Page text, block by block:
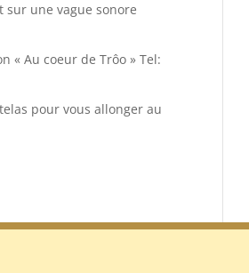
sur une vague sonore
« Au coeur de Trôo » Tel:
pour vous allonger au